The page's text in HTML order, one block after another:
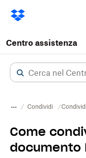
Centro assistenza
Condividi
Come
documento